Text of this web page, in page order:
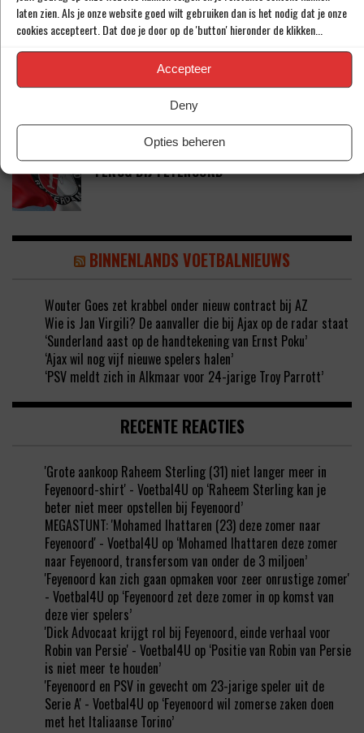
laten zien. Als je onze website goed wilt gebruiken dan is het nodig dat je onze
cookies accepteert. Dat doe je door op de 'button' hieronder de klikken...
Accepteer
Deny
Opties beheren
‘CRYSENSIO SUMMERVILLE DICHT BIJ
AKKOORD MET AS ROMA’
THOMAS BEELEN NA EEN JAAR OP DE WEG
TERUG BIJ FEYENOORD
BINNENLANDS VOETBALNIEUWS
Wouter Goes zet krabbel onder nieuw contract bij AZ
Wie is Jan Virgili? De aanvaller die bij Ajax op de radar staat
‘Sunderland aast op de handtekening van Ernst Poku’
‘Ajax wil nog vijf nieuwe spelers halen’
‘PSV meldt zich in Alkmaar voor 24-jarige Troy Parrott’
RECENTE REACTIES
'Grote aankoop Raheem Sterling (31) niet langer meer in
Feyenoord-shirt' - Voetbal4U op ‘Raheem Sterling kan je
beter niet meer opstellen bij Feyenoord’
MEGASTUNT: 'Mohamed Ihattaren (23) deze zomer naar
Feyenoord' - Voetbal4U op ‘Mohamed Ihattaren deze zomer
naar Feyenoord, transfersom van onder de 3 miljoen’
'Feyenoord kan zich gaan opmaken voor zeer onrustige zomer'
- Voetbal4U op ‘Feyenoord zet deze zomer in op komst van
deze vier spelers’
'Dick Advocaat krijgt rol bij Feyenoord, einde verhaal voor
Robin van Persie' - Voetbal4U op ‘Positie van Robin van Persie
is niet meer te houden’
'Feyenoord en PSV in gevecht om 23-jarige speler uit de
Serie A' - Voetbal4U op ‘Feyenoord wil zomerse zaken doen
met het Italiaanse Torino’